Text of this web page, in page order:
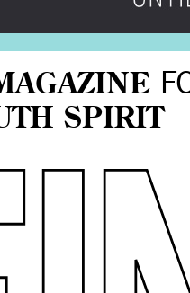
SPIRIT